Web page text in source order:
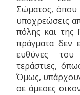
Σώματος, όπου
υποχρεώσεις
πόλης και της
πράγματα δεν
ευθύνες του
τεράστιες,
Όμως, υπάρχουν
σε άμεσες